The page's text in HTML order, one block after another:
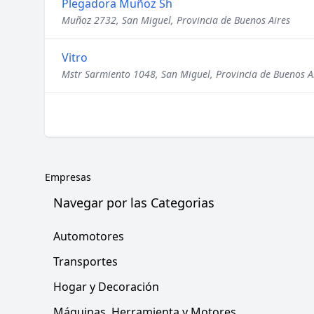
Plegadora Muñoz Sh
Muñoz 2732, San Miguel, Provincia de Buenos Aires
Vitro
Mstr Sarmiento 1048, San Miguel, Provincia de Buenos
Empresas
Navegar por las Categorias
Automotores
Transportes
Hogar y Decoración